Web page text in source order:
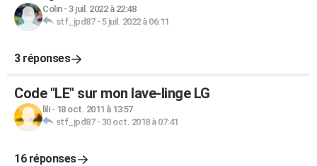
Colin- 3 juil. 2022 à 22:48
stf_jpd87- 5 juil. 2022 à 06:11
3 réponses
Code "LE" sur mon lave-linge LG
lili- 18 oct. 2011 à 13:57
stf_jpd87- 30 oct. 2018 à 07:41
16 réponses